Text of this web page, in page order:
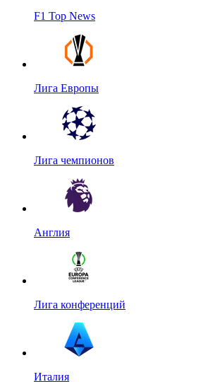
F1 Top News
Лига Европы
Лига чемпионов
Англия
Лига конференций
Италия